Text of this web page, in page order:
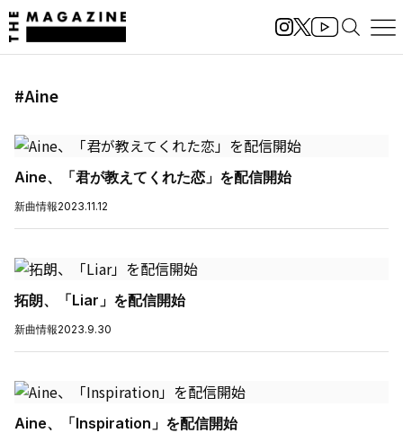
#Aine
Aine、「君が教えてくれた恋」を配信開始
新曲情報2023.11.12
拓朗、「Liar」を配信開始
新曲情報2023.9.30
Aine、「Inspiration」を配信開始